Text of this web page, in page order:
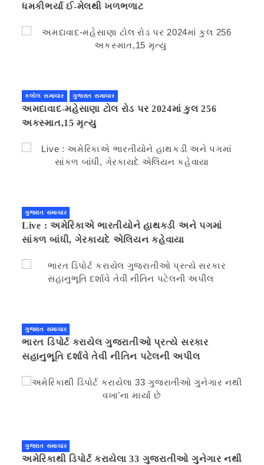
ધમકીભર્યા ઈ-મેલથી ખળભળાટ
કલોલ સમાચાર ગુજરાત સમાચાર
અમદાવાદ-મહેસાણા ટોલ રોડ પર 2024માં કુલ 256
અકસ્માત,15 મૃત્યુ
ગુજરાત સમાચાર
Live : અમેરિકાએ ભારતીયોને હાથકડી અને પગમાં
સાંકળ બાંધી, ગેરકાયદે એલિયન કહેવાયા
ગુજરાત સમાચાર
ભારત ડિપોર્ટ કરાયેલ ગુજરાતીઓ પ્રત્યે સરકાર
સહાનુભૂતિ દર્શાવે તેવી નીતિન પટેલની અપીલ
ગુજરાત સમાચાર
અમેરિકાથી ડિપોર્ટ કરાયેલા 33 ગુજરાતીઓ ગુનેગાર નથી